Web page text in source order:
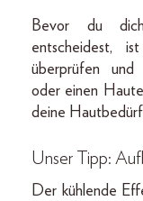
Bevor du
entscheidest,
überprüfen und
oder einen
deine
Unser Tipp:
Der kühlende